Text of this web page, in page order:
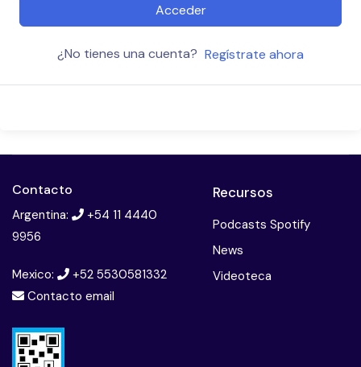
Acceder
¿No tienes una cuenta? Regístrate ahora
Contacto
Argentina:
+54 11 4440
9956
Mexico:
+52 5530581332
Contacto email
Recursos
Podcasts Spotify
News
Videoteca